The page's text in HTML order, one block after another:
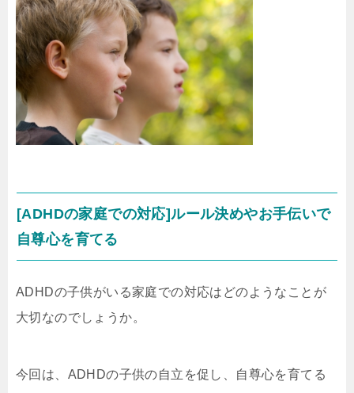
[ADHDの家庭での対応]ルール決めやお手伝いで
自尊心を育てる
ADHDの子供がいる家庭での対応はどのようなことが
大切なのでしょうか。
今回は、ADHDの子供の自立を促し、自尊心を育てる